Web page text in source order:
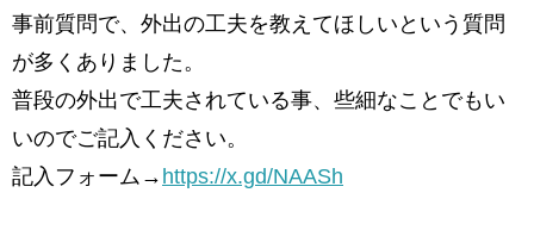
事前質問で、外出の工夫を教えてほしいという質問
が多くありました。
普段の外出で工夫されている事、些細なことでもい
いのでご記入ください。
記入フォーム→ https://x.gd/NAASh